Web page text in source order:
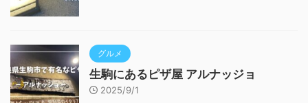
グルメ
生駒にあるピザ屋 アルナッジョ
2025/9/1